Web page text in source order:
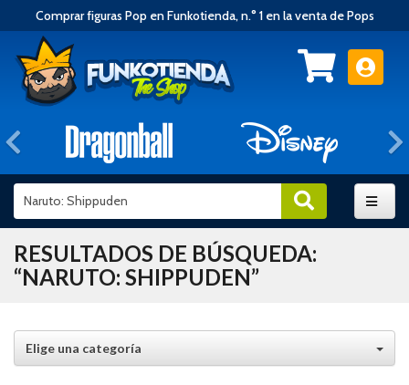
Comprar figuras Pop en Funkotienda, n.° 1 en la venta de Pops
Anterior
RESULTADOS DE BÚSQUEDA:
“NARUTO: SHIPPUDEN”
Elige una categoría